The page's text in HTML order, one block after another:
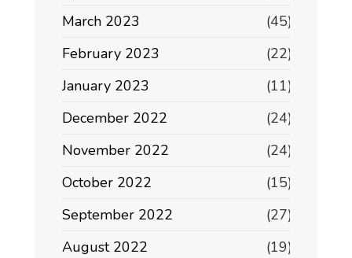
March 2023
(45)
February 2023
(22)
January 2023
(11)
December 2022
(24)
November 2022
(24)
October 2022
(15)
September 2022
(27)
August 2022
(19)